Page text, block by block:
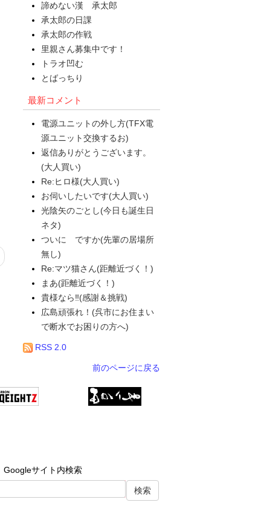
諦めない漢 承太郎
承太郎の日課
承太郎の作戦
里親さん募集中です！
トラオ凹む
とばっちり
最新コメント
電源ユニットの外し方(TFX電
源ユニット交換するお)
返信ありがとうございます。
(大人買い)
Re:ヒロ様(大人買い)
お伺いしたいです(大人買い)
光陰矢のごとし(今日も誕生日
ネタ)
ついに ですか(先輩の居場所
無し)
Re:マツ猫さん(距離近づく！)
まあ(距離近づく！)
貴様なら‼(感謝＆挑戦)
広島頑張れ！(呉市にお住まい
で断水でお困りの方へ)
RSS 2.0
前のページに戻る
Googleサイト内検索